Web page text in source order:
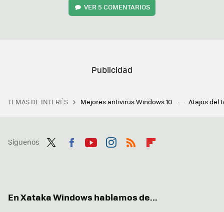
VER5 COMENTARIOS
TEMAS DE INTERÉS Mejores antivirus Windows 10 Atajos del
Síguenos
En Xataka Windows hablamos de...